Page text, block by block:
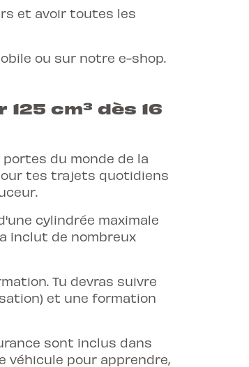
et avoir toutes les
ou sur notre e-shop.
cm³ dès 16
du monde de la
tes trajets quotidiens
cylindrée maximale
inclut de nombreux
Tu devras suivre
et une formation
sont inclus dans
véhicule pour apprendre,